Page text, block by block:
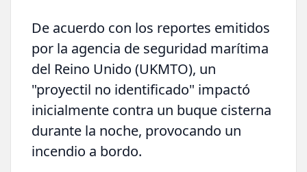
De acuerdo con los reportes emitidos
por la agencia de seguridad marítima
del Reino Unido (UKMTO), un
"proyectil no identificado" impactó
inicialmente contra un buque cisterna
durante la noche, provocando un
incendio a bordo.